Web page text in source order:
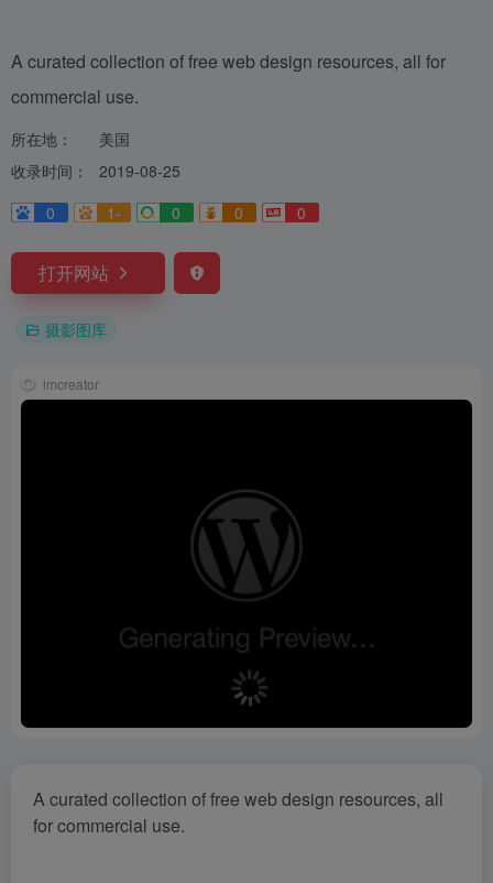
A curated collection of free web design resources, all for
commercial use.
所在地：
美国
收录时间：
2019-08-25
0
1- 0 0 0
打开网站
摄影图库
imcreator
A curated collection of free web design resources, all
for commercial use.